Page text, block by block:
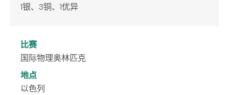
1银、3铜、1优异
比赛
国际物理奥林匹克
地点
以色列